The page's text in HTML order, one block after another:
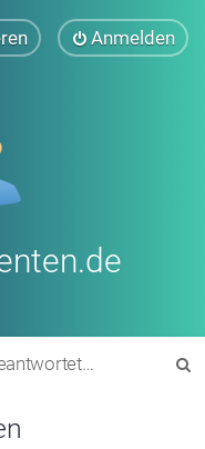
Anmelden
Unbeantwortete Themen